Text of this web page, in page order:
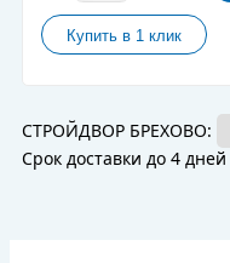
СТРОЙДВОР БРЕХОВО:
Срок доставки до 4 дней